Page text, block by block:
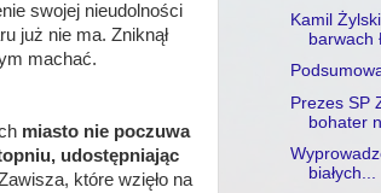
swojej nieudolności
już nie ma. Zniknął
machać.
miasto nie poczuwa
udostępniając
które wzięło na
Kamil
barwach
Prezes SP
bohater
białych...